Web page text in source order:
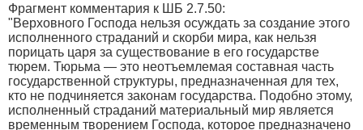
Фрагмент комментария к ШБ 2.7.50:
"Верховного Господа нельзя осуждать за создание этого
исполненного страданий и скорби мира, как нельзя
порицать царя за существование в его государстве
тюрем. Тюрьма — это неотъемлемая составная часть
государственной структуры, предназначенная для тех,
кто не подчиняется законам государства. Подобно этому,
исполненный страданий материальный мир является
временным творением Господа, которое предназначено